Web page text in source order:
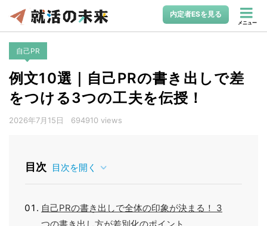
内定者ESを見る
メニュー
自己PR
例文10選｜自己PRの書き出しで差
をつける3つの工夫を伝授！
2026年7月15日 694910 views
目次 目次を開く
自己PRの書き出しで全体の印象が決まる！ 3